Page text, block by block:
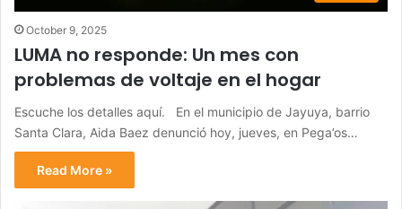
October 9, 2025
LUMA no responde: Un mes con
problemas de voltaje en el hogar
Escuche los detalles aquí. En el municipio de Jayuya, barrio
Santa Clara, Aida Baez denunció hoy, jueves, en Pega’os…
Read More »